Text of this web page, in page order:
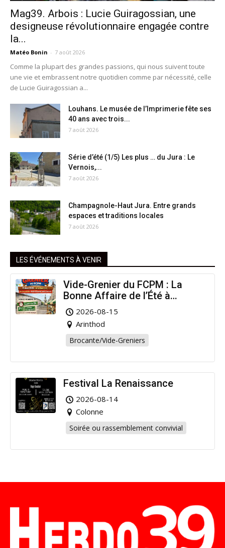
Mag39. Arbois : Lucie Guiragossian, une
designeuse révolutionnaire engagée contre
la...
Matéo Bonin - 7 août 2026
Comme la plupart des grandes passions, qui nous suivent toute
une vie et embrassent notre quotidien comme par nécessité, celle
de Lucie Guiragossian a...
Louhans. Le musée de l’Imprimerie fête ses
40 ans avec trois...
7 août 2026
Série d’été (1/5) Les plus … du Jura : Le
Vernois,...
7 août 2026
Champagnole-Haut Jura. Entre grands
espaces et traditions locales
7 août 2026
LES ÉVÉNEMENTS À VENIR
Vide-Grenier du FCPM : La
Bonne Affaire de l’Été à
Arinthod !
2026-08-15
Arinthod
Brocante/Vide-Greniers
Festival La Renaissance
2026-08-14
Colonne
Soirée ou rassemblement convivial